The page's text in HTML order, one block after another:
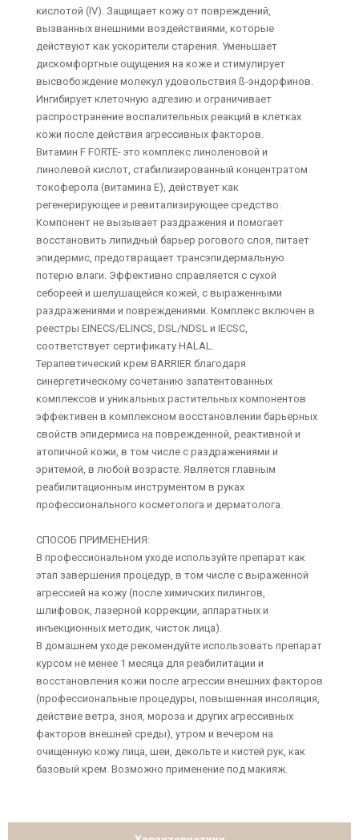
кислотой (IV). Защищает кожу от повреждений,
вызванных внешними воздействиями, которые
действуют как ускорители старения. Уменьшает
дискомфортные ощущения на коже и стимулирует
высвобождение молекул удовольствия ß-эндорфинов.
Ингибирует клеточную адгезию и ограничивает
распространение воспалительных реакций в клетках
кожи после действия агрессивных факторов.
Витамин F FORTE- это комплекс линоленовой и
линолевой кислот, стабилизированный концентратом
токоферола (витамина Е), действует как
регенерирующее и ревитализирующее средство.
Компонент не вызывает раздражения и помогает
восстановить липидный барьер рогового слоя, питает
эпидермис, предотвращает трансэпидермальную
потерю влаги. Эффективно справляется с сухой
себореей и шелушащейся кожей, с выраженными
раздражениями и повреждениями. Комплекс включен в
реестры EINECS/ELINCS, DSL/NDSL и IECSC,
соответствует сертификату HALAL.
Терапевтический крем BARRIER благодаря
синергетическому сочетанию запатентованных
комплексов и уникальных растительных компонентов
эффективен в комплексном восстановлении барьерных
свойств эпидермиса на поврежденной, реактивной и
атопичной кожи, в том числе с раздражениями и
эритемой, в любой возрасте. Является главным
реабилитационным инструментом в руках
профессионального косметолога и дерматолога.
СПОСОБ ПРИМЕНЕНИЯ:
В профессиональном уходе используйте препарат как
этап завершения процедур, в том числе с выраженной
агрессией на кожу (после химичских пилингов,
шлифовок, лазерной коррекции, аппаратных и
инъекционных методик, чисток лица).
В домашнем уходе рекомендуйте использовать препарат
курсом не менее 1 месяца для реабилитации и
восстановления кожи после агрессии внешних факторов
(профессиональные процедуры, повышенная инсоляция,
действие ветра, зноя, мороза и других агрессивных
факторов внешней среды), утром и вечером на
очищенную кожу лица, шеи, декольте и кистей рук, как
базовый крем. Возможно применение под макияж.